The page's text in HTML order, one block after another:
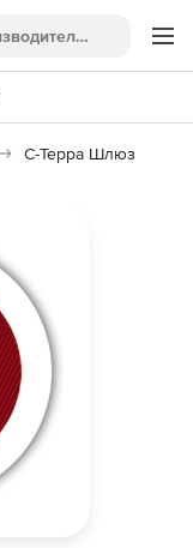
С-Терра Шлюз